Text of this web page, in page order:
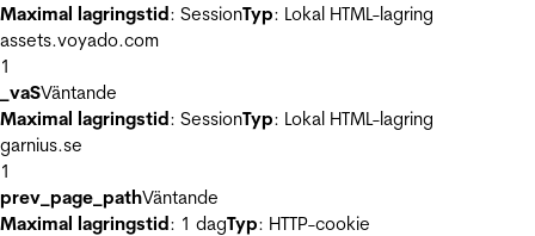
Maximal lagringstid: SessionTyp: Lokal HTML-lagring
assets.voyado.com
1
_vaSVäntande
Maximal lagringstid: SessionTyp: Lokal HTML-lagring
garnius.se
1
prev_page_pathVäntande
Maximal lagringstid: 1 dagTyp: HTTP-cookie